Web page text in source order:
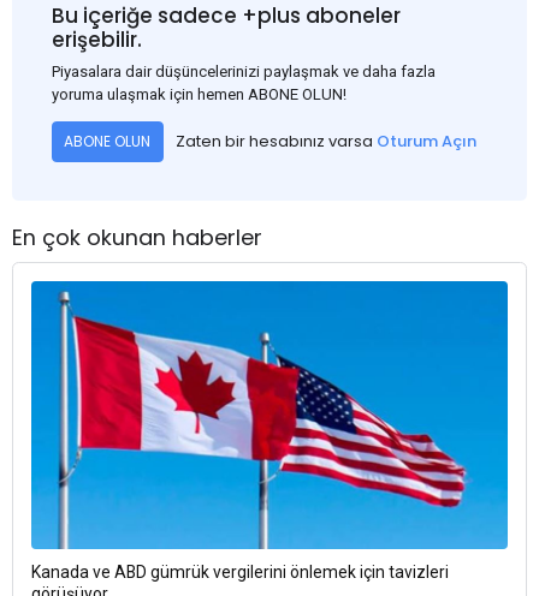
Bu içeriğe sadece +plus aboneler
erişebilir.
Piyasalara dair düşüncelerinizi paylaşmak ve daha fazla
yoruma ulaşmak için hemen ABONE OLUN!
ABONE OLUN Zaten bir hesabınız varsa Oturum Açın
En çok okunan haberler
Kanada ve ABD gümrük vergilerini önlemek için tavizleri